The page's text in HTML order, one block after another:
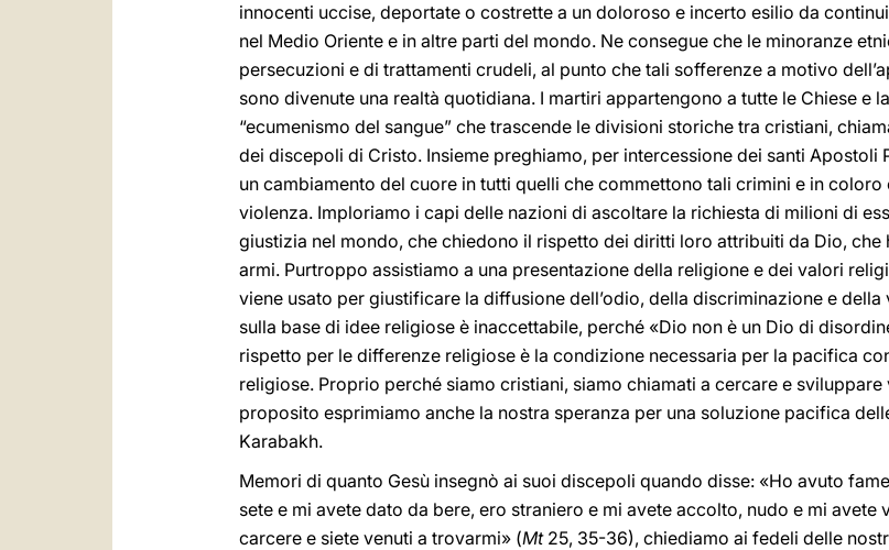
innocenti uccise, deportate o costrette a un doloroso e incerto esilio da
nel Medio Oriente e in altre parti del mondo. Ne consegue che le minoranze
persecuzioni e di trattamenti crudeli, al punto che tali sofferenze a motivo
sono divenute una realtà quotidiana. I martiri appartengono a tutte le Chiese e
“ecumenismo del sangue” che trascende le divisioni storiche tra cristiani,
dei discepoli di Cristo. Insieme preghiamo, per intercessione dei santi Apostoli
un cambiamento del cuore in tutti quelli che commettono tali crimini e in
violenza. Imploriamo i capi delle nazioni di ascoltare la richiesta di milioni di
giustizia nel mondo, che chiedono il rispetto dei diritti loro attribuiti da Dio, che
armi. Purtroppo assistiamo a una presentazione della religione e dei valori
viene usato per giustificare la diffusione dell’odio, della discriminazione e
sulla base di idee religiose è inaccettabile, perché «Dio non è un Dio di
rispetto per le differenze religiose è la condizione necessaria per la pacifica
religiose. Proprio perché siamo cristiani, siamo chiamati a cercare e
proposito esprimiamo anche la nostra speranza per una soluzione pacifica
Karabakh.
Memori di quanto Gesù insegnò ai suoi discepoli quando disse: «Ho avuto
sete e mi avete dato da bere, ero straniero e mi avete accolto, nudo e mi
carcere e siete venuti a trovarmi» (Mt25, 35-36), chiediamo ai fedeli delle